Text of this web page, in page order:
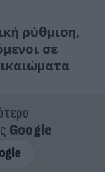
ρύθμιση,
σε
Google